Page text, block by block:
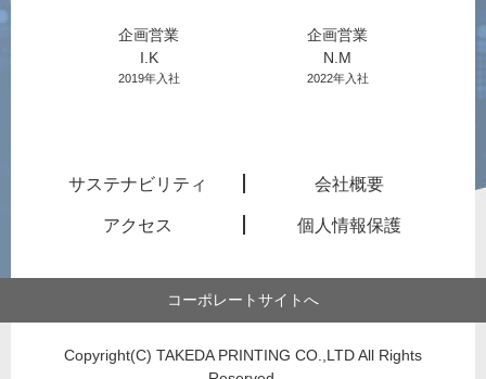
企画営業
I.K
2019年入社
企画営業
N.M
2022年入社
サステナビリティ 会社概要
アクセス 個人情報保護
コーポレートサイトへ
Copyright(C) TAKEDA PRINTING CO.,LTD All Rights